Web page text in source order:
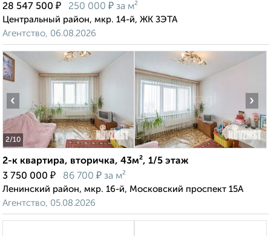
28 547 500 ₽ 250 000 ₽ за м²
Центральный район, мкр. 14-й, ЖК ЗЭТА
Агентство, 06.08.2026
2/10
‹ ›
2-к квартира, вторичка, 43м², 1/5 этаж
3 750 000 ₽ 86 700 ₽ за м²
Ленинский район, мкр. 16-й, Московский проспект 15А
Агентство, 05.08.2026